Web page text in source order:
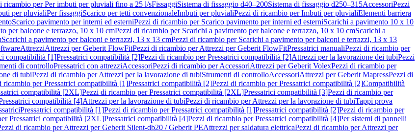
ricambio per Per imbuti per pluviali fino a 25 l/sFissaggiSistema di fissaggio d40–200Sistema di fissaggio d250–315AccessoriPezzi
per pluvialiPer fissaggiScarico per tetti convenzionaleImbuti per pluvialiPezzi di ricambio per Imbuti per pluvialiElementi barriera
Scarico pavimento per interni ed esterniPezzi di ricambio per Scarico pavimento per interni ed esterniScarichi a pavimento 10 x 10
per balcone e terrazzo, 10 x 10 cmPezzi di ricambio per Scarichi a pavimento per balcone e terrazzo, 10 x 10 cmScarichi a
Scarichi a pavimento per balconi e terrazzi, 13 x 13 cmPezzi di ricambio per Scarichi a pavimento per balconi e terrazzi, 13 x 13
AttrezziAttrezzi per Geberit FlowFitPezzi di ricambio per Attrezzi per Geberit FlowFitPressatrici manualiPezzi di ricambio per
compatibilità [1]Pressatrici compatibilità [2]Pezzi di ricambio per Pressatrici compatibilità [2]Attrezzi per la lavorazione dei tubiPezzi
di controlloPressatrici con attrezziAccessoriPezzi di ricambio per AccessoriAttrezzi per Geberit VolexPezzi di ricambio per
di tubiPezzi di ricambio per Attrezzi per la lavorazione di tubiStrumenti di controlloAccessoriAttrezzi per Geberit MapressPezzi di
ricambio per Pressatrici compatibilità [1]Pressatrici compatibilità [2]Pezzi di ricambio per Pressatrici compatibilità [2]Compatibilità
compatibilità [2XL]Pezzi di ricambio per Pressatrici compatibilità [2XL]Pressatrici compatibilità [3]Pezzi di ricambio per
compatibilità [4]Attrezzi per la lavorazione di tubiPezzi di ricambio per Attrezzi per la lavorazione di tubiTappi prova
Pressatrici compatibilità [1]Pezzi di ricambio per Pressatrici compatibilità [1]Pressatrici compatibilità [2]Pezzi di ricambio per
Pressatrici compatibilità [2XL]Pressatrici compatibilità [4]Pezzi di ricambio per Pressatrici compatibilità [4]Per sistemi di pannelli
di ricambio per Attrezzi per Geberit Silent-db20 / Geberit PEAttrezzi per saldatura elettricaPezzi di ricambio per Attrezzi per